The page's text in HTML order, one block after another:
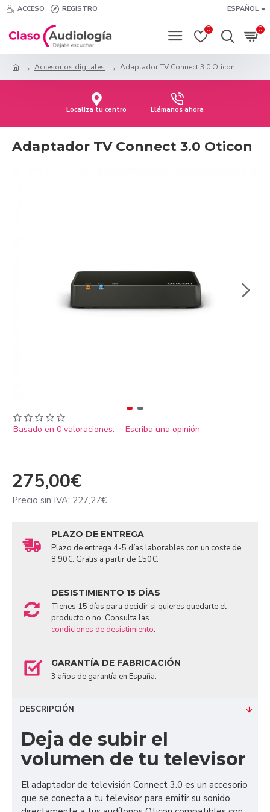
ACCESO REGISTRO ESPAÑOL
0 0
Accesorios digitales Adaptador TV Connect 3.0 Oticon
Localiza tu centro Llámanos ahora
Adaptador TV Connect 3.0 Oticon
Basado en 0 valoraciones. - Escriba una opinión
275,00€
Precio sin IVA: 227,27€
PLAZO DE ENTREGA
Plazo de entrega 4-5 días laborables con un coste de
8,90€. Gratis a partir de 150€.
DESISTIMIENTO 15 DÍAS
Tienes 15 días para decidir si quieres quedarte el
producto o no. Consulta las
condiciones de desistimiento.
GARANTÍA DE FABRICACIÓN
3 años de garantía en España.
DESCRIPCIÓN
Deja de subir el
volumen de tu televisor
El adaptador de televisión Connect 3.0 es un accesorio
que se conecta a tu televisor para emitir su sonido